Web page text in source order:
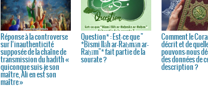
Réponse à la controverse
sur l’inauthenticité
supposée de la chaîne de
transmission du hadith «
quiconque suis-je son
maître, Ali en est son
maître »
Question* : Est-ce que "
*Bismi llāh ar-Raḥmān ar-
Raḥīm"* fait partie de la
sourate ?
Comment le
décrit et de
pouvons-nous
des données de
description ?